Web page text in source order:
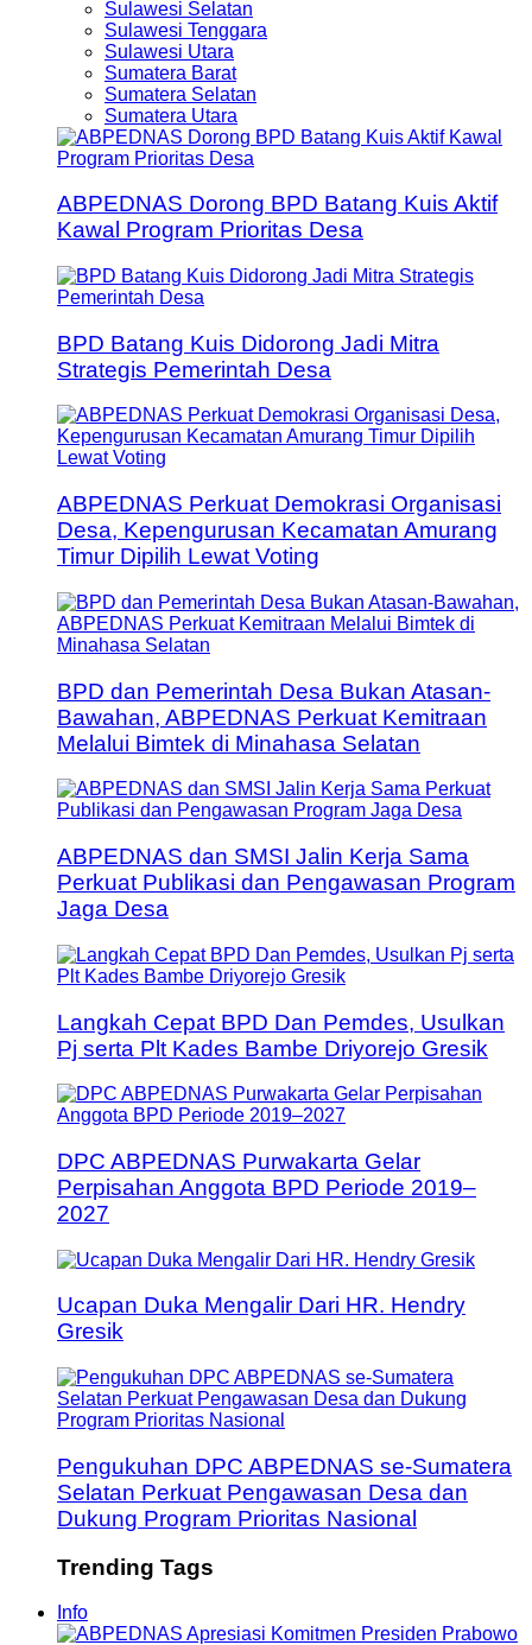
Sulawesi Selatan
Sulawesi Tenggara
Sulawesi Utara
Sumatera Barat
Sumatera Selatan
Sumatera Utara
ABPEDNAS Dorong BPD Batang Kuis Aktif
Kawal Program Prioritas Desa
BPD Batang Kuis Didorong Jadi Mitra
Strategis Pemerintah Desa
ABPEDNAS Perkuat Demokrasi Organisasi
Desa, Kepengurusan Kecamatan Amurang
Timur Dipilih Lewat Voting
BPD dan Pemerintah Desa Bukan Atasan-
Bawahan, ABPEDNAS Perkuat Kemitraan
Melalui Bimtek di Minahasa Selatan
ABPEDNAS dan SMSI Jalin Kerja Sama
Perkuat Publikasi dan Pengawasan Program
Jaga Desa
Langkah Cepat BPD Dan Pemdes, Usulkan
Pj serta Plt Kades Bambe Driyorejo Gresik
DPC ABPEDNAS Purwakarta Gelar
Perpisahan Anggota BPD Periode 2019–
2027
Ucapan Duka Mengalir Dari HR. Hendry
Gresik
Pengukuhan DPC ABPEDNAS se-Sumatera
Selatan Perkuat Pengawasan Desa dan
Dukung Program Prioritas Nasional
Trending Tags
Info